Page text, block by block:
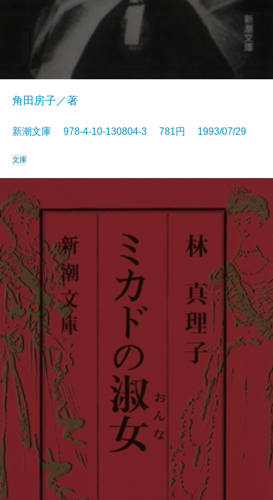
角田房子／著
新潮文庫 978-4-10-130804-3 781円 1993/07/29
文庫